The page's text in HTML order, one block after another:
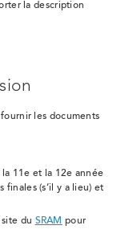
la description
fournir les documents
11e et la 12e année
finales (s’il y a lieu) et
du SRAM pour